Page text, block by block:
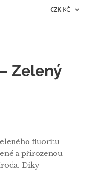
CZK KČ
Zelený
fluoritu
a přirozenou
Díky